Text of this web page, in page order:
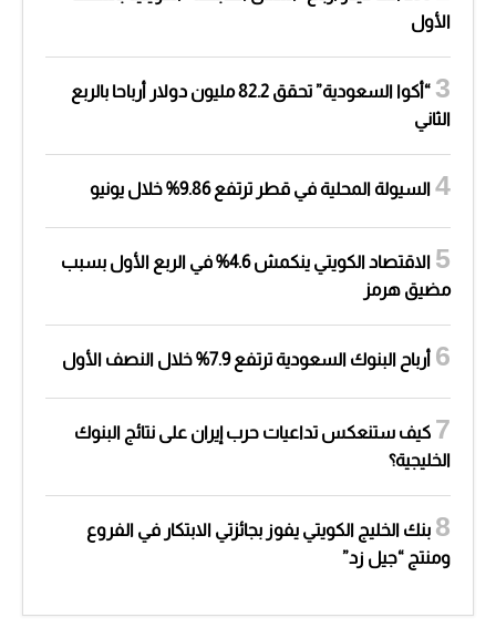
الأول
“أكوا السعودية” تحقق 82.2 مليون دولار أرباحا بالربع
الثاني
السيولة المحلية في قطر ترتفع 9.86% خلال يونيو
الاقتصاد الكويتي ينكمش 4.6% في الربع الأول بسبب
مضيق هرمز
أرباح البنوك السعودية ترتفع 7.9% خلال النصف الأول
كيف ستنعكس تداعيات حرب إيران على نتائج البنوك
الخليجية؟
بنك الخليج الكويتي يفوز بجائزتي الابتكار في الفروع
ومنتج “جيل زد”